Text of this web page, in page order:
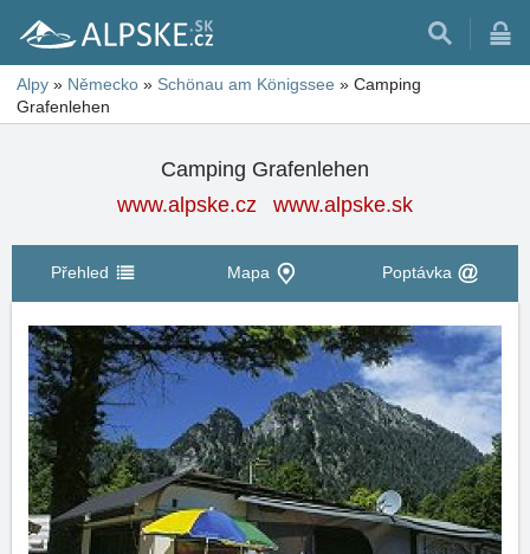
Alpy » Německo » Schönau am Königssee » Camping
Grafenlehen
Camping Grafenlehen
www.alpske.cz
www.alpske.sk
Přehled Mapa Poptávka